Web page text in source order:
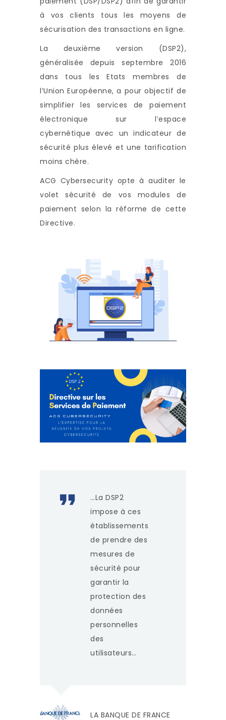
à vos clients tous les moyens de
sécurisation des transactions en ligne.
La deuxième version (DSP2),
généralisée depuis septembre 2016
dans tous les Etats membres de
l’Union Européenne, a pour objectif de
simplifier les services de paiement
électronique sur l’espace
cybernétique avec un indicateur de
sécurité plus élevé et une tarification
moins chère.
ACG Cybersecurity opte à auditer le
volet sécurité de vos modules de
paiement selon la réforme de cette
Directive.
…La DSP2
impose à ces
établissements
de prendre des
mesures de
sécurité pour
garantir la
protection des
données
personnelles
des
utilisateurs…
LA BANQUE DE FRANCE